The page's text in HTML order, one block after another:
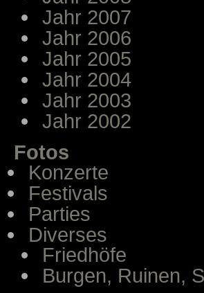
Jahr 2007
Jahr 2006
Jahr 2005
Jahr 2004
Jahr 2003
Jahr 2002
Fotos
Konzerte
Festivals
Parties
Diverses
Friedhöfe
Burgen, Ruinen,